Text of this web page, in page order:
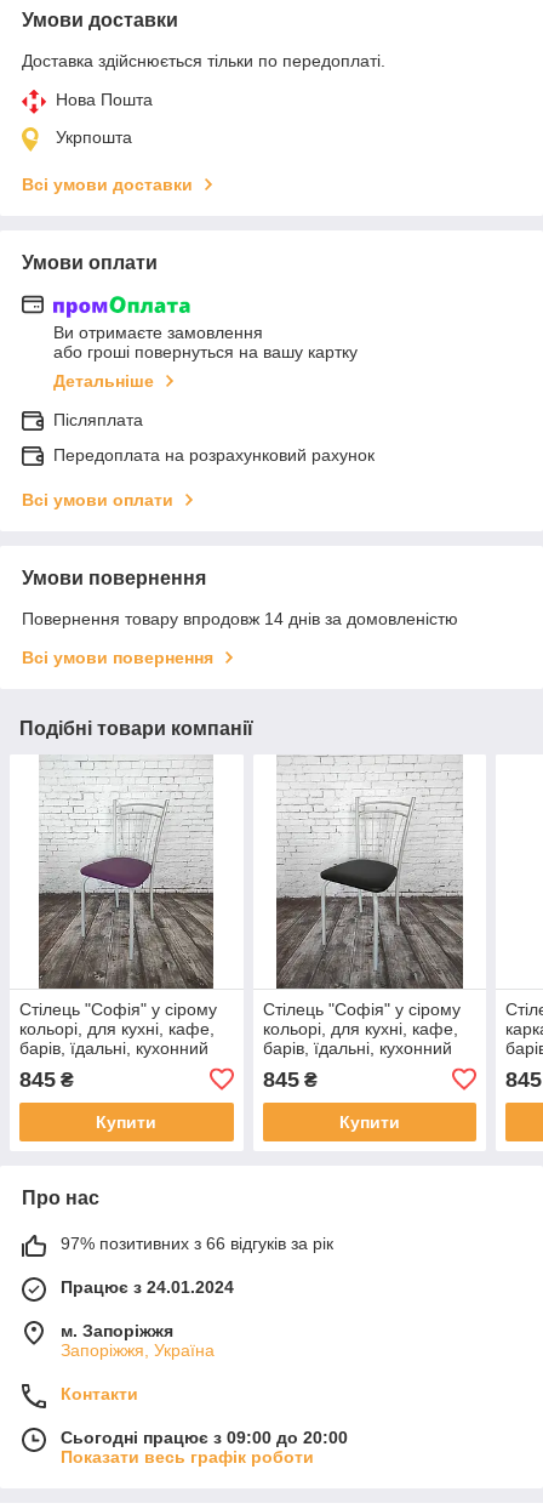
Умови доставки
Доставка здійснюється тільки по передоплаті.
Нова Пошта
Укрпошта
Всі умови доставки
Умови оплати
Ви отримаєте замовлення
або гроші повернуться на вашу картку
Детальніше
Післяплата
Передоплата на розрахунковий рахунок
Всі умови оплати
Умови повернення
Повернення товару впродовж 14 днів за домовленістю
Всі умови повернення
Подібні товари компанії
Стілець "Софія" у сірому
кольорі, для кухні, кафе,
барів, їдальні, кухонний
845 ₴
Купити
Стілець "Софія" у сірому
кольорі, для кухні, кафе,
барів, їдальні, кухонний
845₴
Купити
845
Про нас
97% позитивних з 66 відгуків за рік
Працює з 24.01.2024
м. Запоріжжя
Запоріжжя, Україна
Контакти
Сьогодні працює з 09:00 до 20:00
Показати весь графік роботи